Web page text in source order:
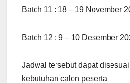
Batch 11 : 18 – 19 November
Batch 12 : 9 – 10 Desember
Jadwal tersebut dapat
kebutuhan calon peserta